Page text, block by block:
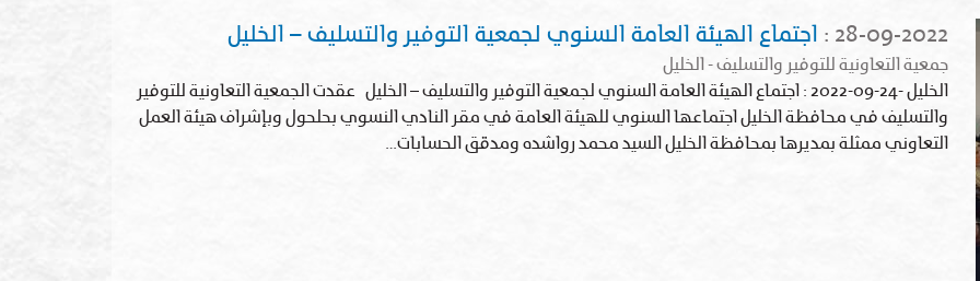
28-09-2022
: اجتماع الهيئة العامة السنوي لجمعية التوفير والتسليف – الخليل
جمعية التعاونية للتوفير والتسليف - الخليل
الخليل -24-09-2022 : اجتماع الهيئة العامة السنوي لجمعية التوفير والتسليف – الخليل عقدت الجمعية التعاونية للتوفير
والتسليف في محافظة الخليل اجتماعها السنوي للهيئة العامة في مقر النادي النسوي بحلحول وبإشراف هيئة العمل
التعاوني ممثلة بمديرها بمحافظة الخليل السيد محمد رواشده ومدقق الحسابات…